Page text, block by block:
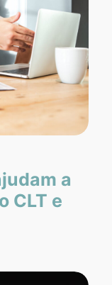
a
CLT e